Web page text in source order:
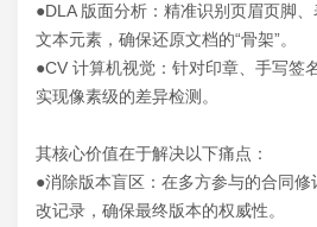
●DLA 版面分析：精准识别页眉页脚
文本元素，确保还原文档的“骨架”。
●CV 计算机视觉：针对印章、手写签
实现像素级的差异检测。
其核心价值在于解决以下痛点：
●消除版本盲区：在多方参与的合同修
改记录，确保最终版本的权威性。